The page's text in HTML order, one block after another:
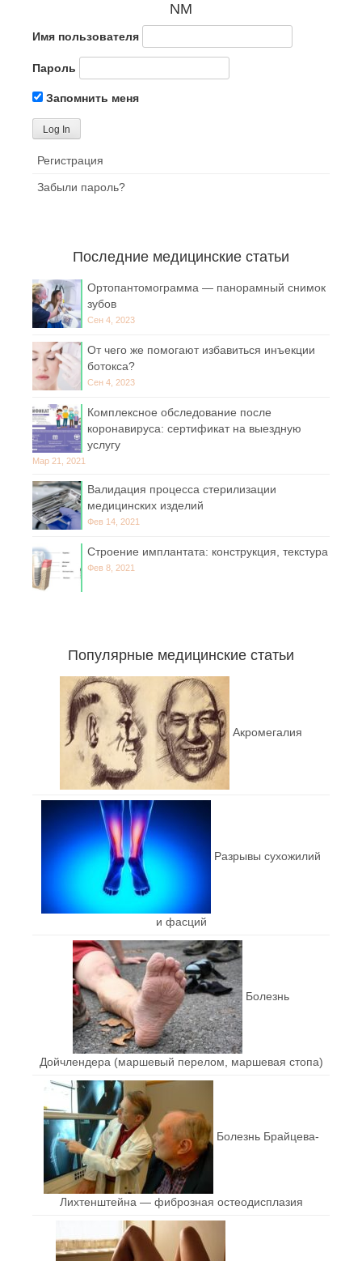
NM
Имя пользователя
Пароль
Запомнить меня
Регистрация
Забыли пароль?
Последние медицинские статьи
Ортопантомограмма — панорамный снимок
зубов
Сен 4, 2023
От чего же помогают избавиться инъекции
ботокса?
Сен 4, 2023
Комплексное обследование после
коронавируса: сертификат на выездную
услугу
Мар 21, 2021
Валидация процесса стерилизации
медицинских изделий
Фев 14, 2021
Строение имплантата: конструкция, текстура
Фев 8, 2021
Популярные медицинские статьи
Акромегалия
Разрывы сухожилий
и фасций
Болезнь
Дойчлендера (маршевый перелом, маршевая стопа)
Болезнь Брайцева-
Лихтенштейна — фиброзная остеодисплазия